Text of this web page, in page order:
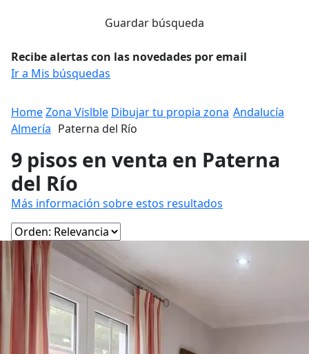
Guardar búsqueda
Recibe alertas con las novedades por email
Ir a Mis búsquedas
HomeZona Vislble Dibujar tu propia zona Andalucía
Almería Paterna del Río
9 pisos en venta en Paterna
del Río
Más información sobre estos resultados